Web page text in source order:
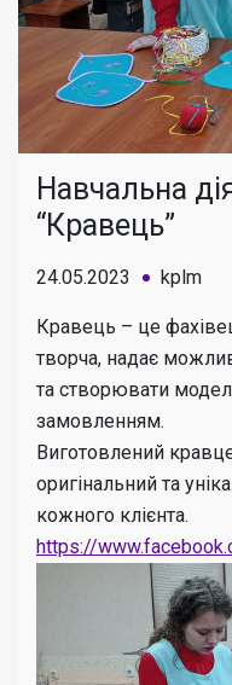
Навчальна
“Кравець”
24.05.2023 kplm
Кравець – це
творча, надає
та створювати
замовленням.
Виготовлений
оригінальний та
кожного клієнта.
https://